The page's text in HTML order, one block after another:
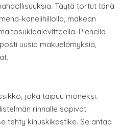
Täytä tortut tänä
kanelihillolla, makean
Pienellä
uusia makuelämyksiä,
joka taipuu moneksi.
rinnalle sopivat
tehty kinuskikastike. Se antaa